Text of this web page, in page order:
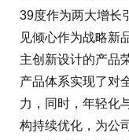
39度作为两大增长
见倾心作为战略新
主创新设计的产品
产品体系实现了对
力，同时，年轻化
构持续优化，为公